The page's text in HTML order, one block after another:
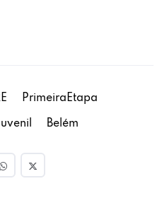
PrimeiraEtapa
Belém